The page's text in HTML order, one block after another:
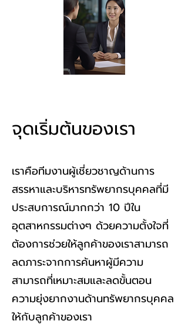
จุดเริ่มต้นของเรา
เราคือทีมงานผู้เชี่ยวชาญด้านการ
สรรหาและบริหารทรัพยากรบุคคลที่มี
ประสบการณ์มากกว่า 10 ปีใน
อุตสาหกรรมต่างๆ ด้วยความตั้งใจที่
ต้องการช่วยให้ลูกค้าของเราสามารถ
ลดภาระจากการค้นหาผู้มีความ
สามารถที่เหมาะสมและลดขั้นตอน
ความยุ่งยากงานด้านทรัพยากรบุคคล
ให้กับลูกค้าของเรา